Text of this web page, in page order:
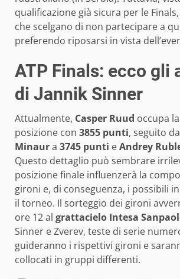
qualificazione già sicura per le
che scelgano di non partecipare a
preferendo riposarsi in vista
ATP Finals: ecco gli
di Jannik Sinner
Attualmente, Casper Ruud occupa
posizione con 3855 punti, seguito da
Minaura 3745 punti eAndrey
Questo dettaglio può sembrare
posizione finale influenzerà la
gironi e, di conseguenza, i possibili
il torneo. Il sorteggio dei gironi
ore 12 al grattacielo Intesa
Sinner e Zverev, teste di serie
guideranno i rispettivi gironi e
collocati in gruppi differenti.